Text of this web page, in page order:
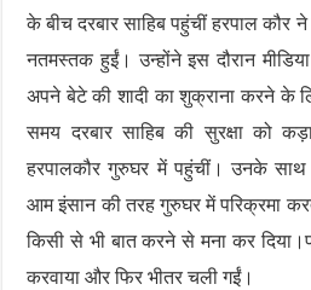
के बीच दरबार साहिब पहुंचीं हरपाल कौर
नतमस्तक हुईं। उन्होंने इस दौरान
अपने बेटे की शादी का शुक्राना करने के
समय दरबार साहिब की सुरक्षा को
हरपालकौर गुरुघर में पहुंचीं। उनके साथ
आम इंसान की तरह गुरुघर में परिक्रमा
किसी से भी बात करने से मना कर
करवाया और फिर भीतर चली गईं।